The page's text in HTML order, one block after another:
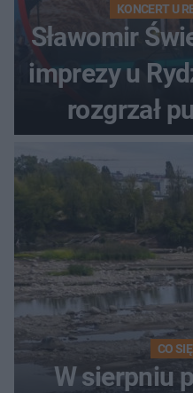
KONCERT U
Sławomir
imprezy u
rozgrzał
CO
W sierpniu